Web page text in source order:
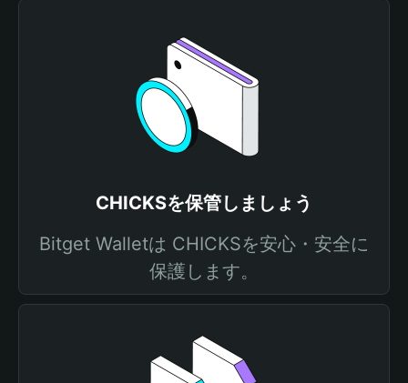
CHICKSを保管しましょう
Bitget Walletは CHICKSを安心・安全に
保護します。